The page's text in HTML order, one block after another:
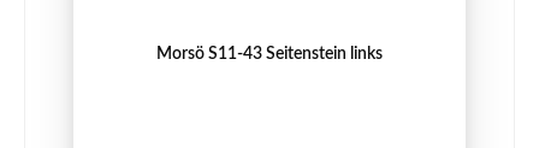
Morsö S11-43 Seitenstein links